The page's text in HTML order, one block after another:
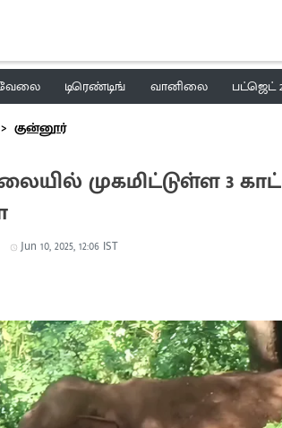
டிரெண்டிங் வானிலை பட்ஜெட்
குன்னூர்
முகமிட்டுள்ள 3
Jun 10, 2025, 12:06 IST